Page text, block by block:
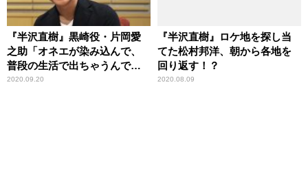
『半沢直樹』黒崎役・片岡愛
之助「オネエが染み込んで、
普段の生活で出ちゃうんで
す」
2020.09.20
『半沢直樹』ロケ地を探し当
てた松村邦洋、朝から各地を
回り返す！？
2020.08.09